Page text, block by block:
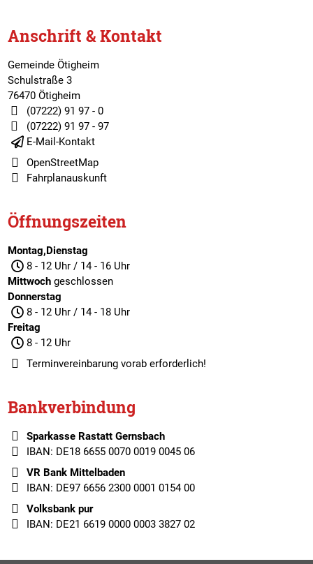
Anschrift & Kontakt
Gemeinde Ötigheim
Schulstraße 3
76470 Ötigheim
(07222) 91 97 - 0
(07222) 91 97 - 97
E-Mail-Kontakt
OpenStreetMap
Fahrplanauskunft
Öffnungszeiten
Montag,Dienstag
8 - 12 Uhr / 14 - 16 Uhr
Mittwochgeschlossen
Donnerstag
8 - 12 Uhr / 14 - 18 Uhr
Freitag
8 - 12 Uhr
Terminvereinbarungvorab erforderlich!
Bankverbindung
Sparkasse Rastatt Gernsbach
IBAN: DE18 6655 0070 0019 0045 06
VR Bank Mittelbaden
IBAN: DE97 6656 2300 0001 0154 00
Volksbank pur
IBAN: DE21 6619 0000 0003 3827 02